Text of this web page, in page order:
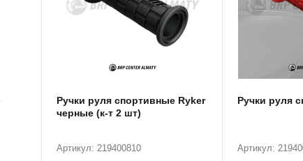
Ручки руля спортивные Ryker
черные (к-т 2 шт)
Артикул: 219400810
Ручки руля
Артикул: